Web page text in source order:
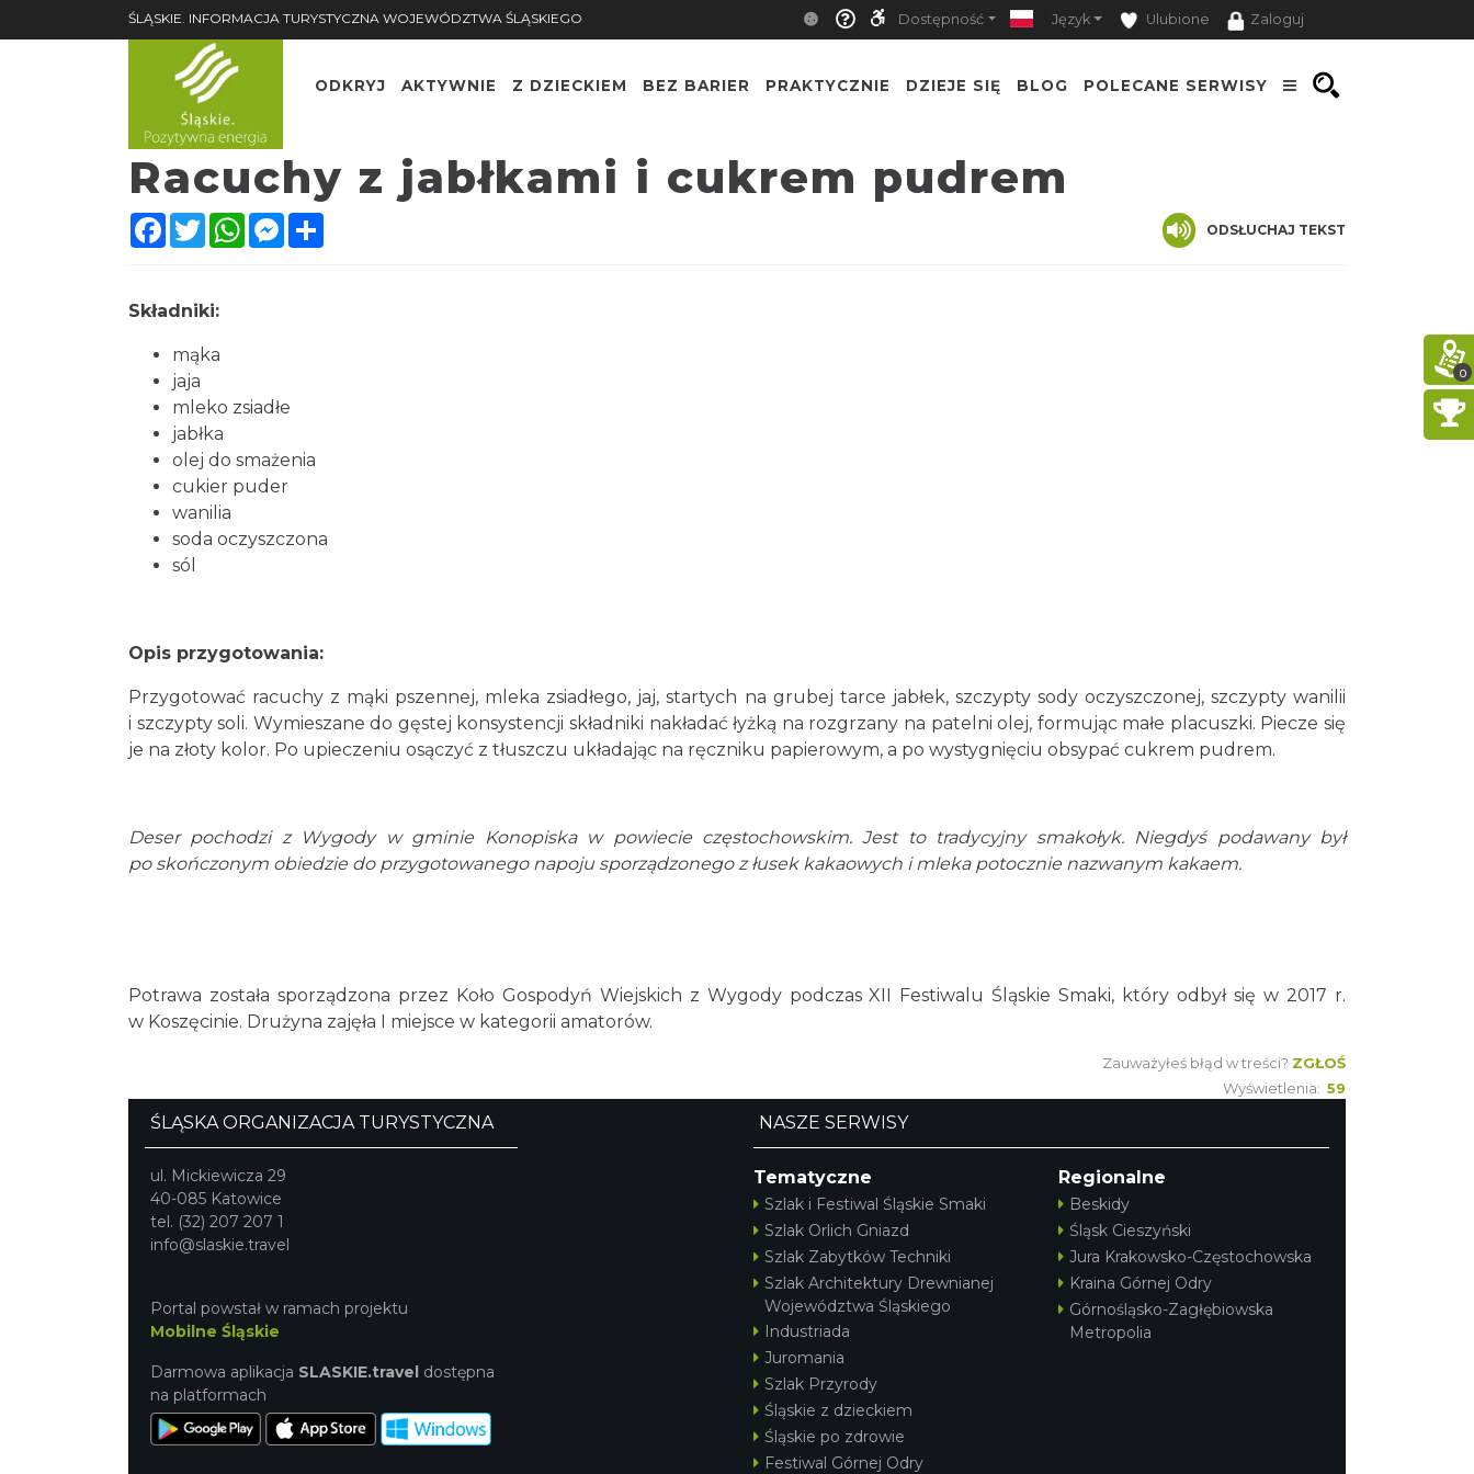
ŚLĄSKIE. INFORMACJA TURYSTYCZNA WOJEWÓDZTWA ŚLĄSKIEGO Dostępność Język Ulubione Zaloguj
ODKRYJ AKTYWNIE Z DZIECKIEM BEZ BARIER PRAKTYCZNIE DZIEJE SIĘ BLOG POLECANE SERWISY
Racuchy z jabłkami i cukrem pudrem
Facebook
TwitterWhatsAppMessenger ODSŁUCHAJ TEKST
Składniki:
mąka
jaja
mleko zsiadłe
jabłka
olej do smażenia
cukier puder
wanilia
soda oczyszczona
sól
Opis przygotowania:
Przygotować racuchy z mąki pszennej, mleka zsiadłego, jaj, startych na grubej tarce jabłek, szczypty sody oczyszczonej, szczypty wanilii
i szczypty soli. Wymieszane do gęstej konsystencji składniki nakładać łyżką na rozgrzany na patelni olej, formując małe placuszki. Piecze się
je na złoty kolor. Po upieczeniu osączyć z tłuszczu układając na ręczniku papierowym, a po wystygnięciu obsypać cukrem pudrem.
Deser pochodzi z Wygody w gminie Konopiska w powiecie częstochowskim. Jest to tradycyjny smakołyk. Niegdyś podawany był
po skończonym obiedzie do przygotowanego napoju sporządzonego z łusek kakaowych i mleka potocznie nazwanym kakaem.
Potrawa została sporządzona przez Koło Gospodyń Wiejskich z Wygody podczas XII Festiwalu Śląskie Smaki, który odbył się w 2017 r.
w Koszęcinie. Drużyna zajęła I miejsce w kategorii amatorów.
Zauważyłeś błąd w treści? ZGŁOŚ
Wyświetlenia: 59
ŚLĄSKA ORGANIZACJA TURYSTYCZNA
ul. Mickiewicza 29
40-085 Katowice
tel. (32) 207 207 1
info@slaskie.travel
Portal powstał w ramach projektu
Mobilne Śląskie
Darmowa aplikacja SLASKIE.travel dostępna
na platformach
NASZE SERWISY
Tematyczne
Szlak i Festiwal Śląskie Smaki
Szlak Orlich Gniazd
Szlak Zabytków Techniki
Szlak Architektury Drewnianej
Województwa Śląskiego
Industriada
Juromania
Szlak Przyrody
Śląskie z dzieckiem
Śląskie po zdrowie
Festiwal Górnej Odry
Regionalne
Beskidy
Śląsk Cieszyński
Jura Krakowsko-Częstochowska
Kraina Górnej Odry
Górnośląsko-Zagłębiowska
Metropolia
0